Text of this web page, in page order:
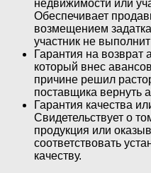
недвижимости или
Обеспечивает
возмещением
участник не
Гарантия на возврат
который внес
причине решил
поставщика вернуть
Гарантия качества
Свидетельствует о
продукция или
соответствовать
качеству.